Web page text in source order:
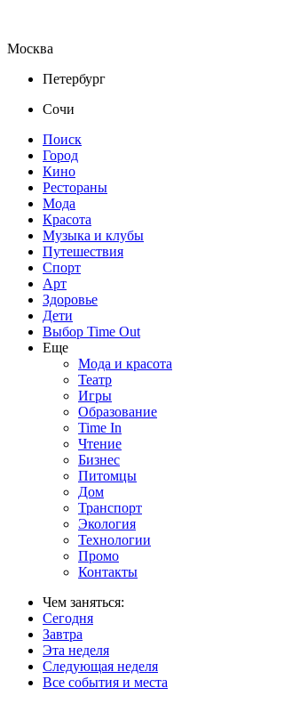
Москва
Петербург
Сочи
Поиск
Город
Кино
Рестораны
Мода
Красота
Музыка и клубы
Путешествия
Спорт
Арт
Здоровье
Дети
Выбор Time Out
Еще
Мода и красота
Театр
Игры
Образование
Time In
Чтение
Бизнес
Питомцы
Дом
Транспорт
Экология
Технологии
Промо
Контакты
Чем заняться:
Сегодня
Завтра
Эта неделя
Следующая неделя
Все события и места